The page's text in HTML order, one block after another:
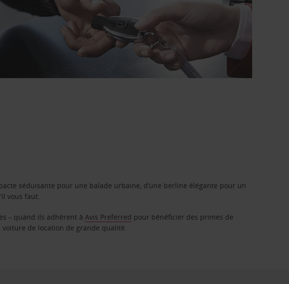
séduisante pour une balade urbaine, d’une berline élégante pour un
vous faut.
– quand ils adhèrent àAvis Preferred pour bénéficier des primes de
de location de grande qualité.